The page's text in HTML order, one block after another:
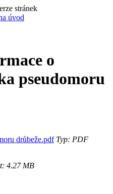
stránek
úvod
o
pseudomoru
drůbeže.pdfTyp: PDF
4.27 MB